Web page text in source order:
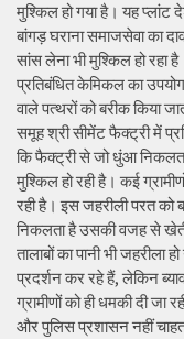
मुश्किल हो गया है। यह प्लांट
बांगड़ घराना समाजसेवा का
सांस लेना भी मुश्किल हो रहा
प्रतिबंधित केमिकल का
वाले पत्थरों को बरीक किया
समूह श्री सीमेंट फैक्ट्री में
कि फैक्ट्री से जो धुंआ
मुश्किल हो रही है। कई
रही है। इस जहरीली परत को
निकलता है उसकी वजह से
तालाबों का पानी भी जहरीला
प्रदर्शन कर रहे हैं, लेकिन
ग्रामीणों को ही धमकी दी
और पुलिस प्रशासन नहीं